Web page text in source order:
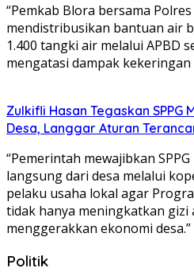
“Pemkab Blora bersama
mendistribusikan bantuan air
1.400 tangki air melalui APBD
mengatasi dampak kekeringan
Zulkifli Hasan Tegaskan SPPG
Desa, Langgar Aturan
“Pemerintah mewajibkan
langsung dari desa melalui
pelaku usaha lokal agar
tidak hanya meningkatkan gizi
menggerakkan ekonomi desa.”
Politik